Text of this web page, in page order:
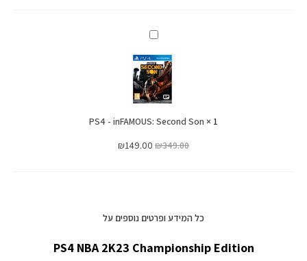
PS4
-
inFAMOUS:
Second
Son
1
×
PS4 - inFAMOUS: Second Son
₪349.00
₪149.00
כל המידע ופרטים נוספים על
PS4 NBA 2K23 Championship Edition